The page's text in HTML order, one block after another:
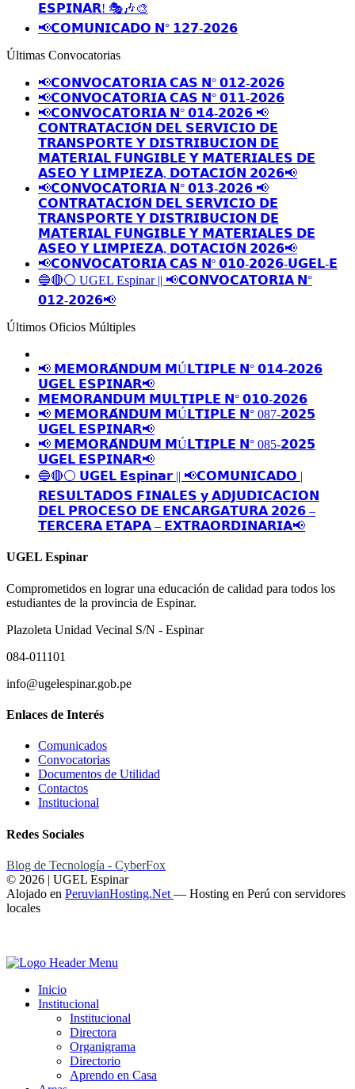
𝗘𝗦𝗣𝗜𝗡𝗔𝗥! 🎭🎶🎨
📢𝗖𝗢𝗠𝗨𝗡𝗜𝗖𝗔𝗗𝗢 𝗡° 𝟭𝟮𝟳-𝟮𝟬𝟮𝟲
Últimas Convocatorias
📢𝗖𝗢𝗡𝗩𝗢𝗖𝗔𝗧𝗢𝗥𝗜𝗔 𝗖𝗔𝗦 𝗡° 𝟬𝟭𝟮-𝟮𝟬𝟮𝟲
📢𝗖𝗢𝗡𝗩𝗢𝗖𝗔𝗧𝗢𝗥𝗜𝗔 𝗖𝗔𝗦 𝗡° 𝟬𝟭𝟭-𝟮𝟬𝟮𝟲
📢𝗖𝗢𝗡𝗩𝗢𝗖𝗔𝗧𝗢𝗥𝗜𝗔 𝗡° 𝟬𝟭𝟰-𝟮𝟬𝟮𝟲 📢
𝗖𝗢𝗡𝗧𝗥𝗔𝗧𝗔𝗖𝗜𝗢́𝗡 𝗗𝗘𝗟 𝗦𝗘𝗥𝗩𝗜𝗖𝗜𝗢 𝗗𝗘
𝗧𝗥𝗔𝗡𝗦𝗣𝗢𝗥𝗧𝗘 𝗬 𝗗𝗜𝗦𝗧𝗥𝗜𝗕𝗨𝗖𝗜𝗢𝗡 𝗗𝗘
𝗠𝗔𝗧𝗘𝗥𝗜𝗔𝗟 𝗙𝗨𝗡𝗚𝗜𝗕𝗟𝗘 𝗬 𝗠𝗔𝗧𝗘𝗥𝗜𝗔𝗟𝗘𝗦 𝗗𝗘
𝗔𝗦𝗘𝗢 𝗬 𝗟𝗜𝗠𝗣𝗜𝗘𝗭𝗔, 𝗗𝗢𝗧𝗔𝗖𝗜𝗢́𝗡 𝟮𝟬𝟮𝟲📢
📢𝗖𝗢𝗡𝗩𝗢𝗖𝗔𝗧𝗢𝗥𝗜𝗔 𝗡° 𝟬𝟭𝟯-𝟮𝟬𝟮𝟲 📢
𝗖𝗢𝗡𝗧𝗥𝗔𝗧𝗔𝗖𝗜𝗢́𝗡 𝗗𝗘𝗟 𝗦𝗘𝗥𝗩𝗜𝗖𝗜𝗢 𝗗𝗘
𝗧𝗥𝗔𝗡𝗦𝗣𝗢𝗥𝗧𝗘 𝗬 𝗗𝗜𝗦𝗧𝗥𝗜𝗕𝗨𝗖𝗜𝗢𝗡 𝗗𝗘
𝗠𝗔𝗧𝗘𝗥𝗜𝗔𝗟 𝗙𝗨𝗡𝗚𝗜𝗕𝗟𝗘 𝗬 𝗠𝗔𝗧𝗘𝗥𝗜𝗔𝗟𝗘𝗦 𝗗𝗘
𝗔𝗦𝗘𝗢 𝗬 𝗟𝗜𝗠𝗣𝗜𝗘𝗭𝗔, 𝗗𝗢𝗧𝗔𝗖𝗜𝗢́𝗡 𝟮𝟬𝟮𝟲📢
📢𝗖𝗢𝗡𝗩𝗢𝗖𝗔𝗧𝗢𝗥𝗜𝗔 𝗖𝗔𝗦 𝗡º 𝟬𝟭𝟬-𝟮𝟬𝟮𝟲-𝗨𝗚𝗘𝗟-𝗘
🔵🔴⚪️ UGEL Espinar || 📢𝗖𝗢𝗡𝗩𝗢𝗖𝗔𝗧𝗢𝗥𝗜𝗔 𝗡°
𝟬𝟭𝟮-𝟮𝟬𝟮𝟲📢
Últimos Oficios Múltiples
📢 𝗠𝗘𝗠𝗢𝗥𝗔́𝗡𝗗𝗨𝗠 𝗠Ú𝗟𝗧𝗜𝗣𝗟𝗘 𝗡° 𝟬𝟭𝟰-𝟮𝟬𝟮𝟲
𝗨𝗚𝗘𝗟 𝗘𝗦𝗣𝗜𝗡𝗔𝗥📢
𝗠𝗘𝗠𝗢𝗥𝗔𝗡𝗗𝗨𝗠 𝗠𝗨𝗟𝗧𝗜𝗣𝗟𝗘 𝗡° 𝟬𝟭𝟬-𝟮𝟬𝟮𝟲
📢 𝗠𝗘𝗠𝗢𝗥𝗔́𝗡𝗗𝗨𝗠 𝗠Ú𝗟𝗧𝗜𝗣𝗟𝗘 𝗡° 087-𝟮𝟬𝟮𝟱
𝗨𝗚𝗘𝗟 𝗘𝗦𝗣𝗜𝗡𝗔𝗥📢
📢 𝗠𝗘𝗠𝗢𝗥𝗔́𝗡𝗗𝗨𝗠 𝗠Ú𝗟𝗧𝗜𝗣𝗟𝗘 𝗡° 085-𝟮𝟬𝟮𝟱
𝗨𝗚𝗘𝗟 𝗘𝗦𝗣𝗜𝗡𝗔𝗥📢
🔵🔴⚪️ 𝗨𝗚𝗘𝗟 𝗘𝘀𝗽𝗶𝗻𝗮𝗿 || 📢𝗖𝗢𝗠𝗨𝗡𝗜𝗖𝗔𝗗𝗢 |
𝗥𝗘𝗦𝗨𝗟𝗧𝗔𝗗𝗢𝗦 𝗙𝗜𝗡𝗔𝗟𝗘𝗦 𝘆 𝗔𝗗𝗝𝗨𝗗𝗜𝗖𝗔𝗖𝗜𝗢𝗡
𝗗𝗘𝗟 𝗣𝗥𝗢𝗖𝗘𝗦𝗢 𝗗𝗘 𝗘𝗡𝗖𝗔𝗥𝗚𝗔𝗧𝗨𝗥𝗔 𝟮𝟬𝟮𝟲 –
𝗧𝗘𝗥𝗖𝗘𝗥𝗔 𝗘𝗧𝗔𝗣𝗔 – 𝗘𝗫𝗧𝗥𝗔𝗢𝗥𝗗𝗜𝗡𝗔𝗥𝗜𝗔📢
UGEL Espinar
Comprometidos en lograr una educación de calidad para todos los
estudiantes de la provincia de Espinar.
Plazoleta Unidad Vecinal S/N - Espinar
084-011101
info@ugelespinar.gob.pe
Enlaces de Interés
Comunicados
Convocatorias
Documentos de Utilidad
Contactos
Institucional
Redes Sociales
Blog de Tecnología - CyberFox
© 2026 | UGEL Espinar
Alojado en PeruvianHosting.Net — Hosting en Perú con servidores
locales
Inicio
Institucional
Institucional
Directora
Organigrama
Directorio
Aprendo en Casa